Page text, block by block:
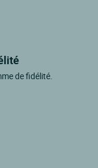
de fidélité.